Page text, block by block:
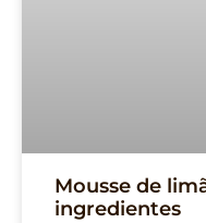
Mousse de
ingredientes